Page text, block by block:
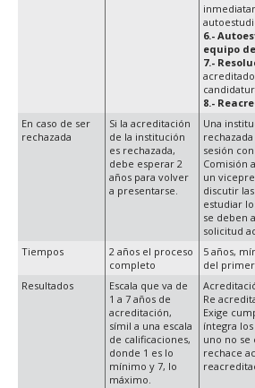
6.-
equipo
7.-
8.-
En caso de ser
rechazada
Si la acreditación
de la institución
es rechazada,
debe esperar 2
años para volver
a presentarse.
Una
sesión
Comisión
un
discutir
estudiar
se deben
solicitud
Tiempos
2 años el proceso
completo
5 años,
del
Resultados
Escala que va de
1 a 7 años de
acreditación,
símil a una escala
de calificaciones,
donde 1 es lo
mínimo y 7, lo
máximo.
Re
Exige
íntegra los
uno no se
rechace